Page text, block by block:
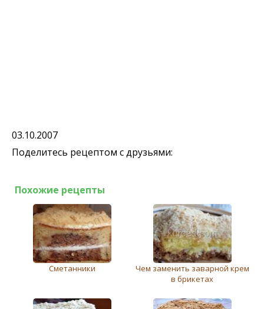
03.10.2007
Поделитесь рецептом с друзьями:
Похожие рецепты
Сметанники
Чем заменить заварной крем
в брикетах